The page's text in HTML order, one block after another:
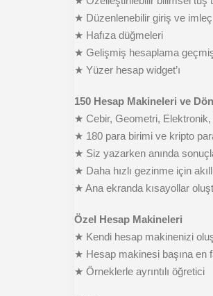
★ Düzenlenebilir giriş ve imleç
★ Hafıza düğmeleri
★ Gelişmiş hesaplama
★ Yüzer hesap widget’ı
150 Hesap Makineleri ve
★ Cebir, Geometri,
★ 180 para birimi ve kripto
★ Siz yazarken anında
★ Daha hızlı gezinme için
★ Ana ekranda kısayollar
Özel Hesap Makineleri
★ Kendi hesap makinenizi
★ Hesap makinesi başına en
★ Örneklerle ayrıntılı öğretici